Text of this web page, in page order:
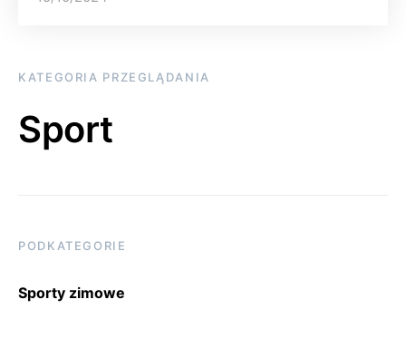
KATEGORIA PRZEGLĄDANIA
Sport
PODKATEGORIE
Sporty zimowe